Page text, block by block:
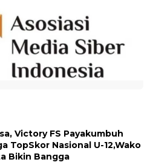
Victory FS Payakumbuh
TopSkor Nasional U-12,Wako
Bikin Bangga